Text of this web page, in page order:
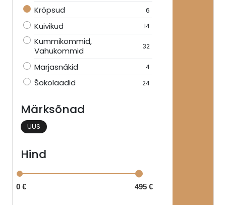
Krõpsud 6
Kuivikud 14
Kummikommid,
Vahukommid
32
Marjasnäkid 4
Šokolaadid 24
Märksõnad
UUS
Hind
0 € 495 €